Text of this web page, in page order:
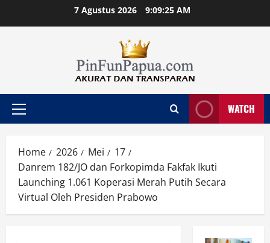
7 Agustus 2026 9:09:26 AM
Primary
WATCH
Home 2026 Mei
17
Danrem 182/JO dan Forkopimda Fakfak Ikuti
Launching 1.061 Koperasi Merah Putih Secara
Virtual Oleh Presiden Prabowo